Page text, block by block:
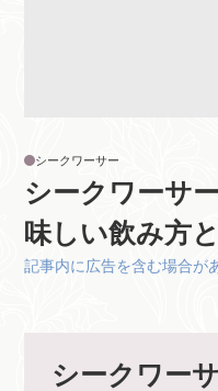
シークワーサ
味しい飲み方
記事内に広告を含む場合が
シークワーサー
シークワー